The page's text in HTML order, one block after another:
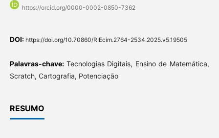
https://orcid.org/0000-0002-0850-7362
DOI: https://doi.org/10.70860/RIEcim.2764-2534.2025.v5.19505
Palavras-chave: Tecnologias Digitais, Ensino de Matemática,
Scratch, Cartografia, Potenciação
RESUMO